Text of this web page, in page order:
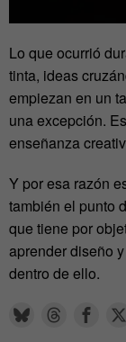
Lo que ocurrió
tinta, ideas
empiezan en un
una excepción.
enseñanza
Y por esa razón
también el punto
que tiene por
aprender diseño
dentro de ello.